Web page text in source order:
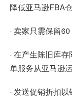
降低亚马逊FBA
· 卖家只需保留60
· 在产生陈旧库
单服务从亚马逊
· 发送促销折扣以